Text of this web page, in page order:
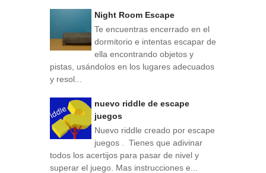
Night Room Escape
Te encuentras encerrado en el
dormitorio e intentas escapar de
ella encontrando objetos y
pistas, usándolos en los lugares adecuados
y resol...
nuevo riddle de escape
juegos
Nuevo riddle creado por escape
juegos . Tienes que adivinar
todos los acertijos para pasar de nivel y
superar el juego. Mas instrucciones e...